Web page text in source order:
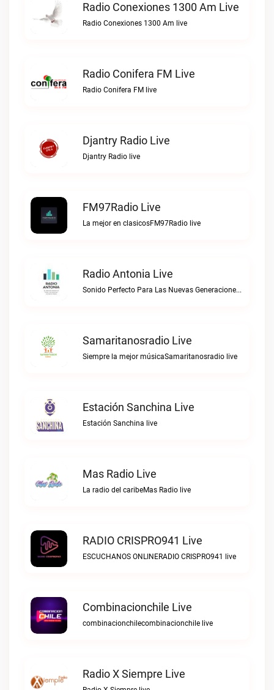
Radio Conexiones 1300 Am Live
Radio Conexiones 1300 Am live
Radio Conifera FM Live
Radio Conifera FM live
Djantry Radio Live
Djantry Radio live
FM97Radio Live
La mejor en clasicosFM97Radio live
Radio Antonia Live
Sonido Perfecto Para Las Nuevas GeneracionesRadio Antonia live
Samaritanosradio Live
Siempre la mejor músicaSamaritanosradio live
Estación Sanchina Live
Estación Sanchina live
Mas Radio Live
La radio del caribeMas Radio live
RADIO CRISPRO941 Live
ESCUCHANOS ONLINERADIO CRISPRO941 live
Combinacionchile Live
combinacionchilecombinacionchile live
Radio X Siempre Live